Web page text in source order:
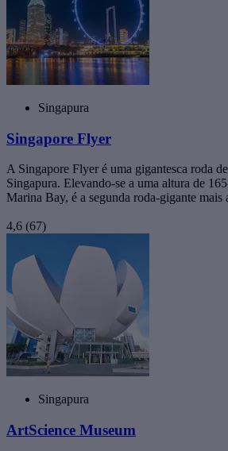
Singapura
Singapore Flyer
A Singapore Flyer é uma gigantesca roda
Singapura. Elevando-se a uma altura de
Marina Bay, é a segunda roda-gigante mais
4,6 (67)
Singapura
ArtScience Museum